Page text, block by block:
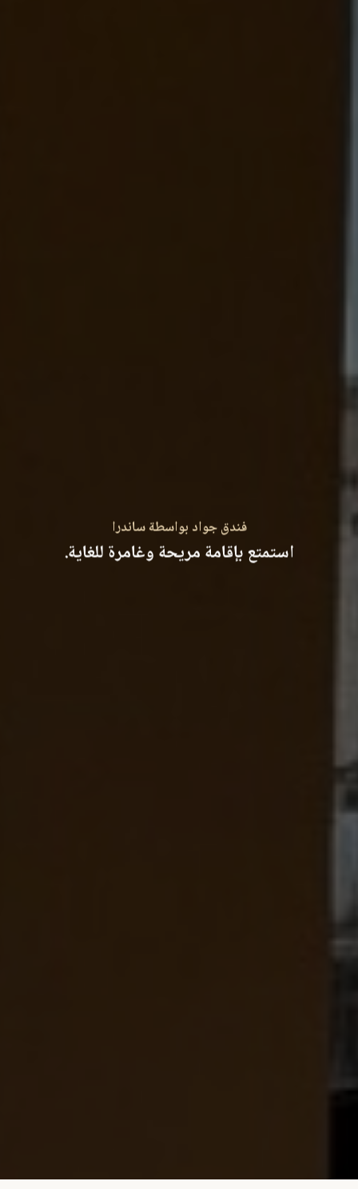
فندق جواد بواسطة ساندرا
استمتع بإقامة مريحة وغامرة للغاية.